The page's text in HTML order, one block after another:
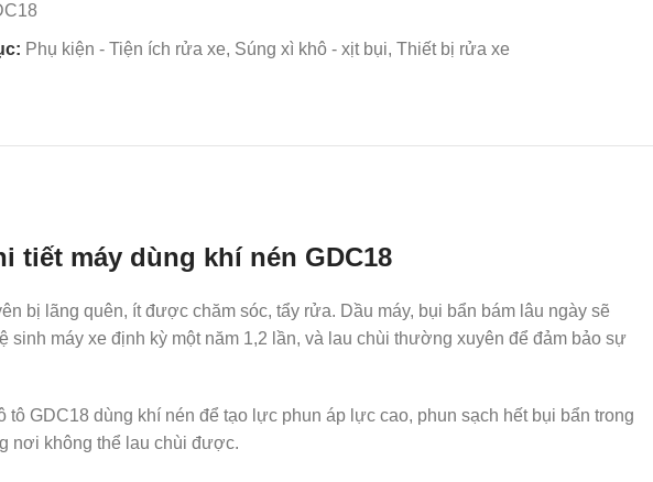
Phụ kiện - Tiện ích rửa xe, Súng xì khô - xịt bụi, Thiết bị rửa xe
máy dùng khí nén GDC18
bị lãng quên, ít được chăm sóc, tẩy rửa. Dầu máy, bụi bẩn bám lâu ngày sẽ
máy xe định kỳ một năm 1,2 lần, và lau chùi thường xuyên để đảm bảo sự
GDC18 dùng khí nén để tạo lực phun áp lực cao, phun sạch hết bụi bẩn trong
nơi không thể lau chùi được.